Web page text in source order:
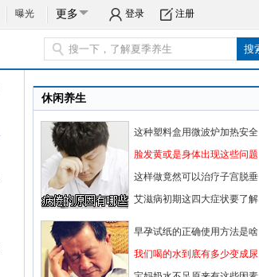
曝光 更多 登录 注册
休闲养生
这种塑料盒用微波炉加热安全
脸发黄或是身体出现这些问题
这样做竟然可以治疗子宫脱垂
艾滋病初期这四大症状要了解
早孕试纸的正确使用方法是啥
我们喝的水到底有多少变成尿